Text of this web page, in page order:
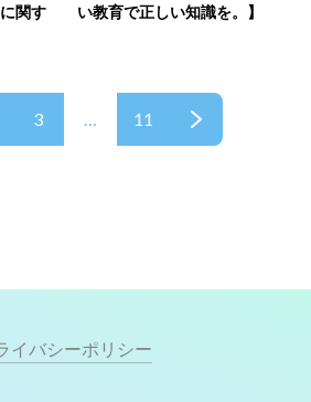
関す
い教育で正しい知識を。】
3 11
イバシーポリシー